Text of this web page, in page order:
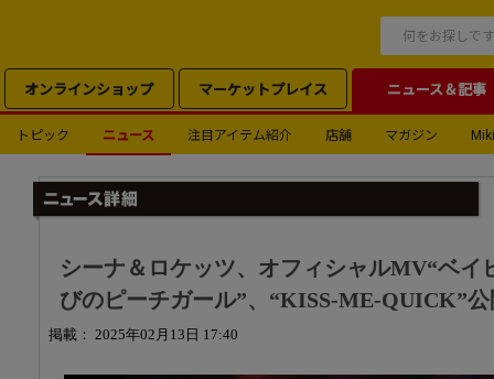
オンラインショップ マーケットプレイス ニュース＆記事
トピック ニュース 注目アイテム紹介 店舗 マガジン
シーナ＆ロケッツ、オフィシャルMV“ベイ
びのピーチガール”、“KISS-ME-QUICK”公
掲載： 2025年02月13日 17:40